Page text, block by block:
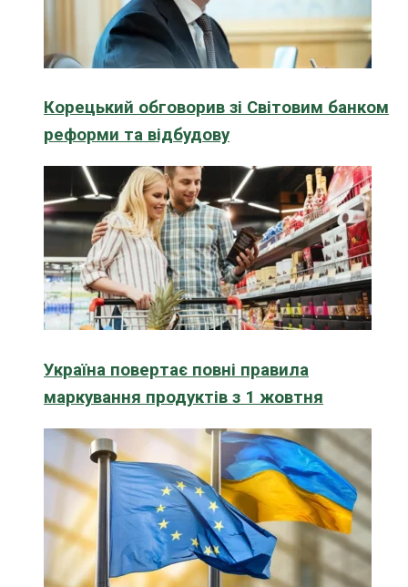
Корецький обговорив зі Світовим банком
реформи та відбудову
Україна повертає повні правила
маркування продуктів з 1 жовтня